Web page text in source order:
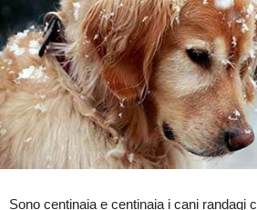
Sono centinaia e centinaia i cani randagi